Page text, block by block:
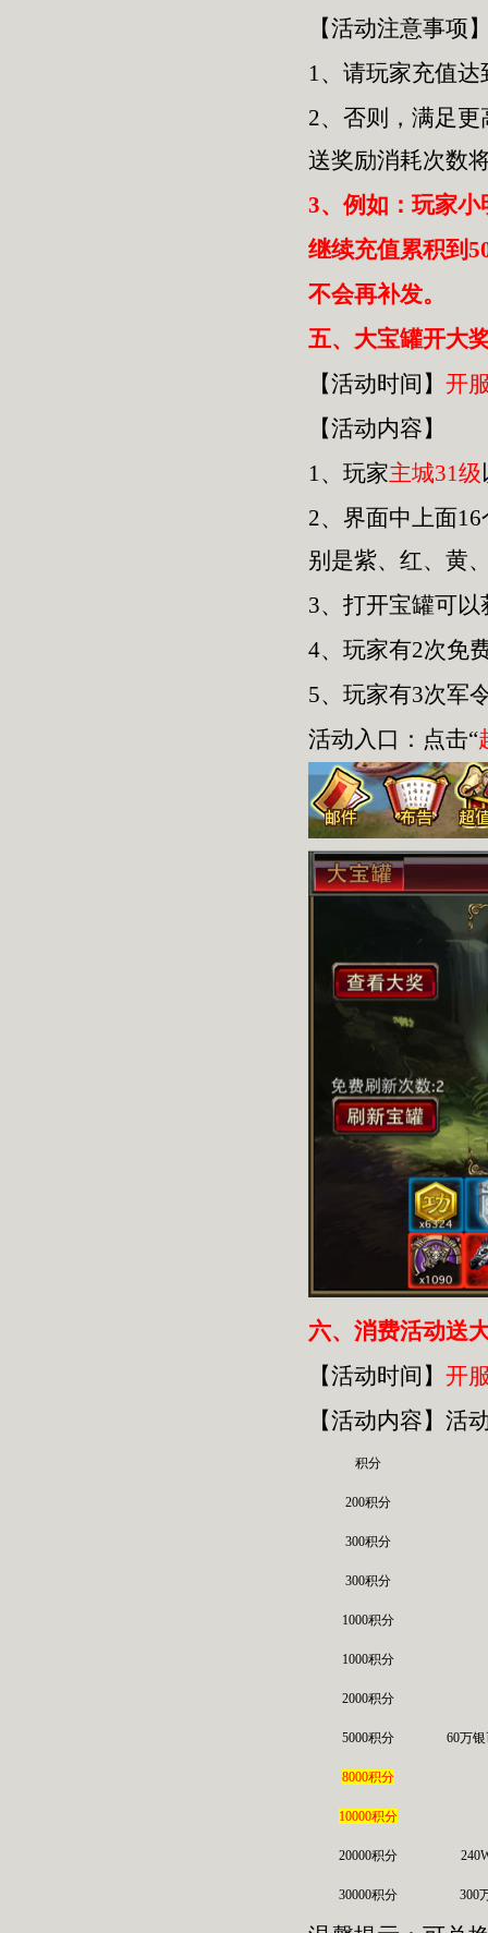
【活动注意事项
1、请玩家充值
2、否则，满足
送奖励消耗次数
3、例如：玩家
继续充值累积到
不会再补发。
五、大宝罐开大
【活动时间】 开
【活动内容】
1、玩家主城31级
2、界面中上面
别是紫、红、黄
3、打开宝罐可
4、玩家有2次免
5、玩家有3次军
活动入口：点击“
六、消费活动送
【活动时间】 开
【活动内容】活
积分
200积分
300积分
300积分
1000积分
1000积分
2000积分
5000积分 60万
8000积分
10000积分
20000积分
30000积分 300